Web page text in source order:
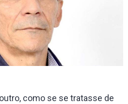
como se se tratasse de